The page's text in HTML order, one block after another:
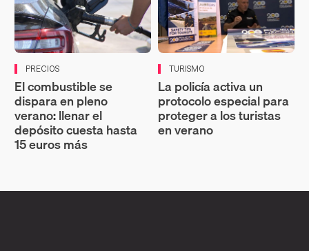
PRECIOS
El combustible se
dispara en pleno
verano: llenar el
depósito cuesta hasta
15 euros más
TURISMO
La policía activa un
protocolo especial para
proteger a los turistas
en verano